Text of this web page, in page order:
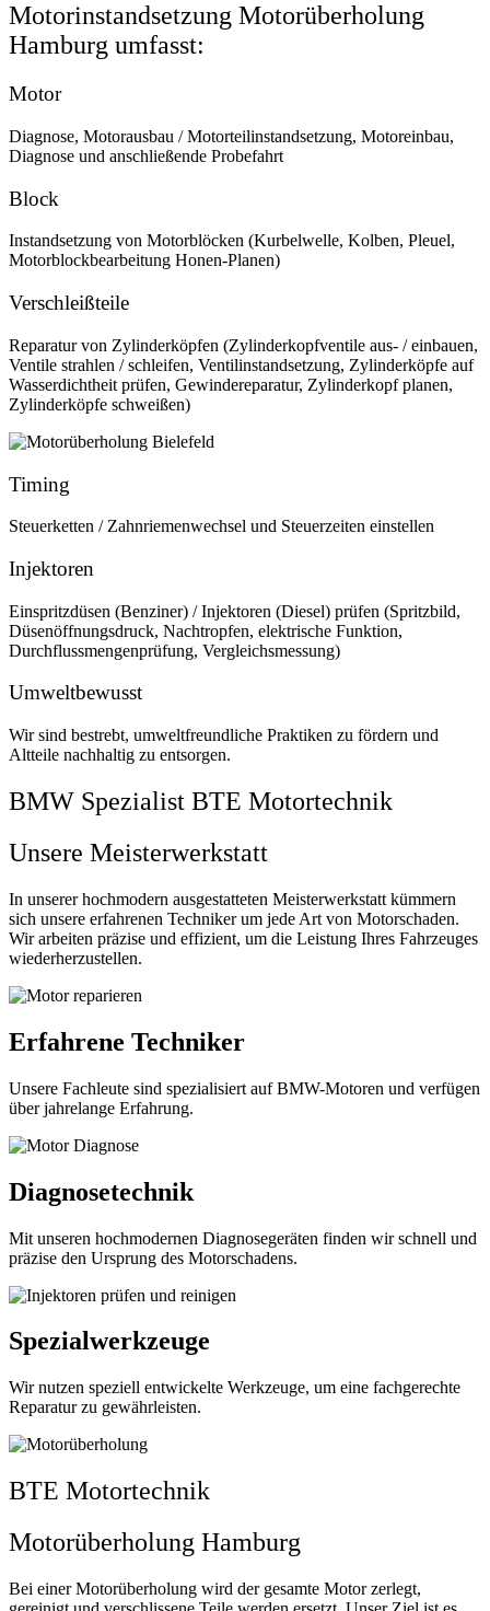
Motorinstandsetzung Motorüberholung
Hamburg umfasst:
Motor
Diagnose, Motorausbau / Motorteilinstandsetzung, Motoreinbau,
Diagnose und anschließende Probefahrt
Block
Instandsetzung von Motorblöcken (Kurbelwelle, Kolben, Pleuel,
Motorblockbearbeitung Honen-Planen)
Verschleißteile
Reparatur von Zylinderköpfen (Zylinderkopfventile aus- / einbauen,
Ventile strahlen / schleifen, Ventilinstandsetzung, Zylinderköpfe auf
Wasserdichtheit prüfen, Gewindereparatur, Zylinderkopf planen,
Zylinderköpfe schweißen)
Timing
Steuerketten / Zahnriemenwechsel und Steuerzeiten einstellen
Injektoren
Einspritzdüsen (Benziner) / Injektoren (Diesel) prüfen (Spritzbild,
Düsenöffnungsdruck, Nachtropfen, elektrische Funktion,
Durchflussmengenprüfung, Vergleichsmessung)
Umweltbewusst
Wir sind bestrebt, umweltfreundliche Praktiken zu fördern und
Altteile nachhaltig zu entsorgen.
BMW Spezialist BTE Motortechnik
Unsere Meisterwerkstatt
In unserer hochmodern ausgestatteten Meisterwerkstatt kümmern
sich unsere erfahrenen Techniker um jede Art von Motorschaden.
Wir arbeiten präzise und effizient, um die Leistung Ihres Fahrzeuges
wiederherzustellen.
Erfahrene Techniker
Unsere Fachleute sind spezialisiert auf BMW-Motoren und verfügen
über jahrelange Erfahrung.
Diagnosetechnik
Mit unseren hochmodernen Diagnosegeräten finden wir schnell und
präzise den Ursprung des Motorschadens.
Spezialwerkzeuge
Wir nutzen speziell entwickelte Werkzeuge, um eine fachgerechte
Reparatur zu gewährleisten.
BTE Motortechnik
Motorüberholung Hamburg
Bei einer Motorüberholung wird der gesamte Motor zerlegt,